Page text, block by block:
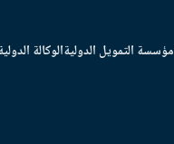
مؤسسة التمويل الدوليةالوكالة